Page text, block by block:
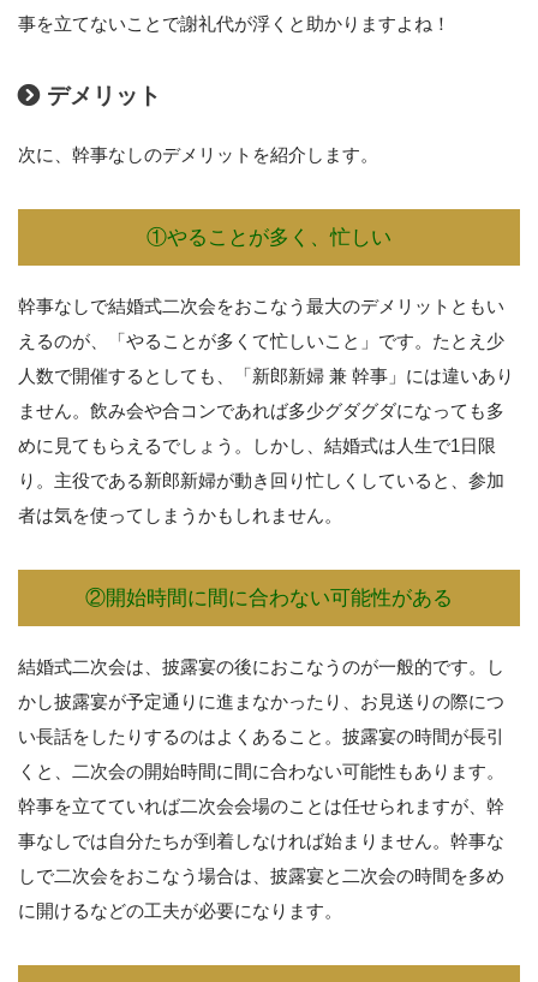
事を立てないことで謝礼代が浮くと助かりますよね！
デメリット
次に、幹事なしのデメリットを紹介します。
①やることが多く、忙しい
幹事なしで結婚式二次会をおこなう最大のデメリットともい
えるのが、「やることが多くて忙しいこと」です。たとえ少
人数で開催するとしても、「新郎新婦 兼 幹事」には違いあり
ません。飲み会や合コンであれば多少グダグダになっても多
めに見てもらえるでしょう。しかし、結婚式は人生で1日限
り。主役である新郎新婦が動き回り忙しくしていると、参加
者は気を使ってしまうかもしれません。
②開始時間に間に合わない可能性がある
結婚式二次会は、披露宴の後におこなうのが一般的です。し
かし披露宴が予定通りに進まなかったり、お見送りの際につ
い長話をしたりするのはよくあること。披露宴の時間が長引
くと、二次会の開始時間に間に合わない可能性もあります。
幹事を立てていれば二次会会場のことは任せられますが、幹
事なしでは自分たちが到着しなければ始まりません。幹事な
しで二次会をおこなう場合は、披露宴と二次会の時間を多め
に開けるなどの工夫が必要になります。